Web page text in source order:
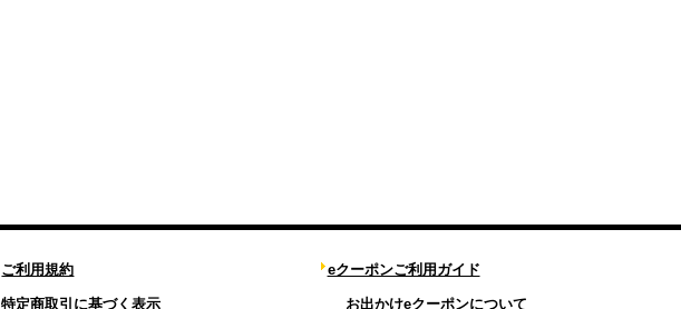
ご利用規約
特定商取引に基づく表示
eクーポンご利用ガイド
お出かけeクーポンについて